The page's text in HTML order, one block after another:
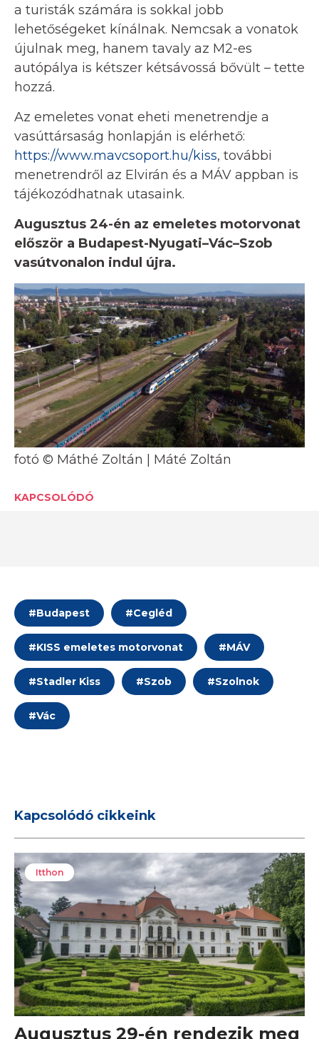
a turisták számára is sokkal jobb
lehetőségeket kínálnak. Nemcsak a vonatok
újulnak meg, hanem tavaly az M2-es
autópálya is kétszer kétsávossá bővült – tette
hozzá.
Az emeletes vonat eheti menetrendje a
vasúttársaság honlapján is elérhető:
https://www.mavcsoport.hu/kiss, további
menetrendről az Elvirán és a MÁV appban is
tájékozódhatnak utasaink.
Augusztus 24-én az emeletes motorvonat
először a Budapest-Nyugati–Vác–Szob
vasútvonalon indul újra.
fotó © Máthé Zoltán | Máté Zoltán
KAPCSOLÓDÓ
#Budapest #Cegléd
#KISS emeletes motorvonat #MÁV
#Stadler Kiss #Szob #Szolnok
#Vác
Kapcsolódó cikkeink
Itthon
Augusztus 29-én rendezik meg